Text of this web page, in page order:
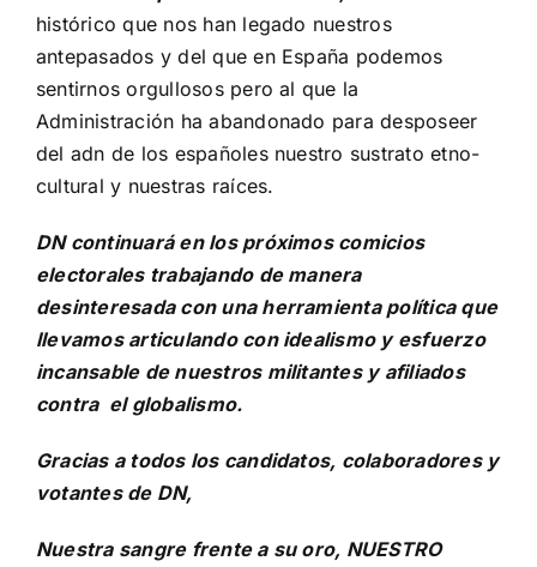
histórico que nos han legado nuestros
antepasados y del que en España podemos
sentirnos orgullosos pero al que la
Administración ha abandonado para desposeer
del adn de los españoles nuestro sustrato etno-
cultural y nuestras raíces.
DN continuará en los próximos comicios
electorales trabajando de manera
desinteresada con una herramienta política que
llevamos articulando con idealismo y esfuerzo
incansable de nuestros militantes y afiliados
contra el globalismo.
Gracias a todos los candidatos, colaboradores y
votantes de DN,
Nuestra sangre frente a su oro, NUESTRO